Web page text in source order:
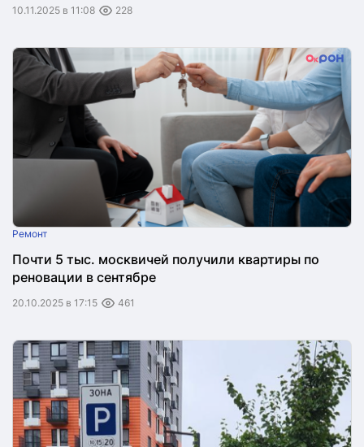
10.11.2025 в 11:08 228
Ремонт
Почти 5 тыс. москвичей получили квартиры по
реновации в сентябре
20.10.2025 в 17:15 461